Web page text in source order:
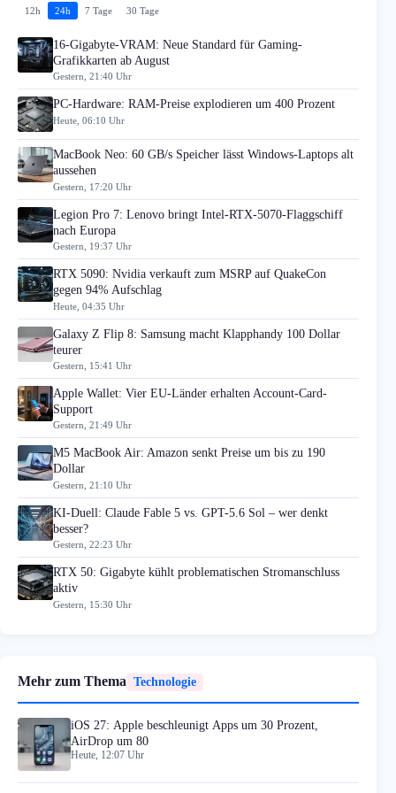
12h 24h 7 Tage 30 Tage
16-Gigabyte-VRAM: Neue Standard für Gaming-
Grafikkarten ab August
Gestern, 21:40 Uhr
PC-Hardware: RAM-Preise explodieren um 400 Prozent
Heute, 06:10 Uhr
MacBook Neo: 60 GB/s Speicher lässt Windows-Laptops alt
aussehen
Gestern, 17:20 Uhr
Legion Pro 7: Lenovo bringt Intel-RTX-5070-Flaggschiff
nach Europa
Gestern, 19:37 Uhr
RTX 5090: Nvidia verkauft zum MSRP auf QuakeCon
gegen 94% Aufschlag
Heute, 04:35 Uhr
Galaxy Z Flip 8: Samsung macht Klapphandy 100 Dollar
teurer
Gestern, 15:41 Uhr
Apple Wallet: Vier EU-Länder erhalten Account-Card-
Support
Gestern, 21:49 Uhr
M5 MacBook Air: Amazon senkt Preise um bis zu 190
Dollar
Gestern, 21:10 Uhr
KI-Duell: Claude Fable 5 vs. GPT-5.6 Sol – wer denkt
besser?
Gestern, 22:23 Uhr
RTX 50: Gigabyte kühlt problematischen Stromanschluss
aktiv
Gestern, 15:30 Uhr
Mehr zum Thema Technologie
iOS 27: Apple beschleunigt Apps um 30 Prozent,
AirDrop um 80
Heute, 12:07 Uhr